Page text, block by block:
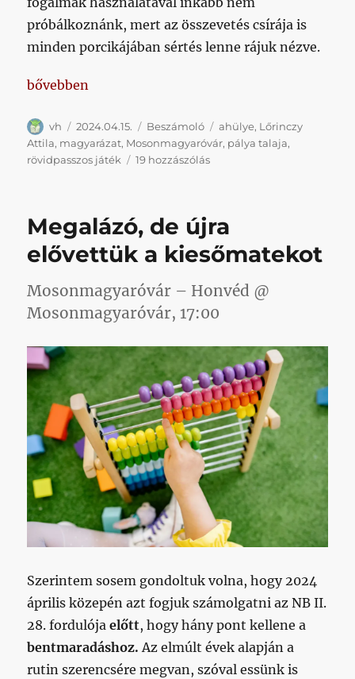
próbálkoznánk, mert az összevetés csírája is
minden porcikájában sértés lenne rájuk nézve.
„A labdarúgásnak nevezett gyönyörű játék
bővebben
Szerző
vh Közzétéve
2024.04.15. Kategória
Beszámoló Címke
ahülye, Lőrinczy
Attila, magyarázat, Mosonmagyaróvár, pálya talaja,
rövidpasszos játék
19 hozzászólásA
játék
megerőszakolása
című
Megalázó, de újra
elővettük a kiesőmatekot
Mosonmagyaróvár – Honvéd @
Mosonmagyaróvár, 17:00
Szerintem sosem gondoltuk volna, hogy 2024
április közepén azt fogjuk számolgatni az NB II.
28. fordulójaelőtt, hogy hány pont kellene a
bentmaradáshoz. Az elmúlt évek alapján a
rutin szerencsére megvan, szóval essünk is